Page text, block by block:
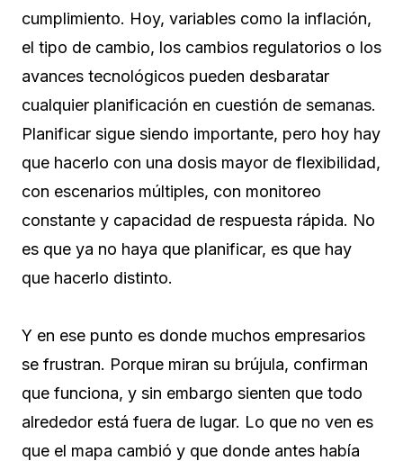
cumplimiento. Hoy, variables como la inflación,
el tipo de cambio, los cambios regulatorios o los
avances tecnológicos pueden desbaratar
cualquier planificación en cuestión de semanas.
Planificar sigue siendo importante, pero hoy hay
que hacerlo con una dosis mayor de flexibilidad,
con escenarios múltiples, con monitoreo
constante y capacidad de respuesta rápida. No
es que ya no haya que planificar, es que hay
que hacerlo distinto.
Y en ese punto es donde muchos empresarios
se frustran. Porque miran su brújula, confirman
que funciona, y sin embargo sienten que todo
alrededor está fuera de lugar. Lo que no ven es
que el mapa cambió y que donde antes había